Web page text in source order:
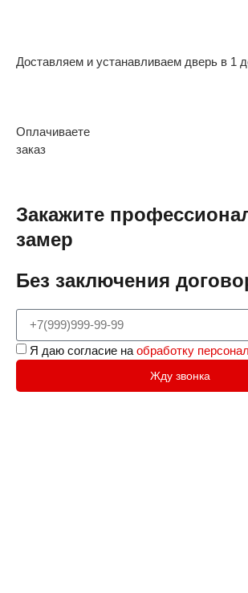
Доставляем и устанавливаем дверь в 1
Оплачиваете
заказ
Закажите
замер
Без заключения
Я даю согласие на обработку
Жду звонка